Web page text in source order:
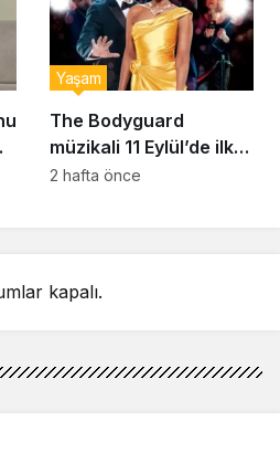
The Bodyguard
müzikali 11 Eylül’de ilk
kez Türkiye’de
Yaşam
2 hafta önce
kapalı.